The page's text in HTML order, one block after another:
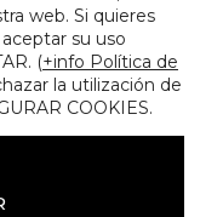
web. Si quieres
su uso
(+info Política de
la utilización de
COOKIES.